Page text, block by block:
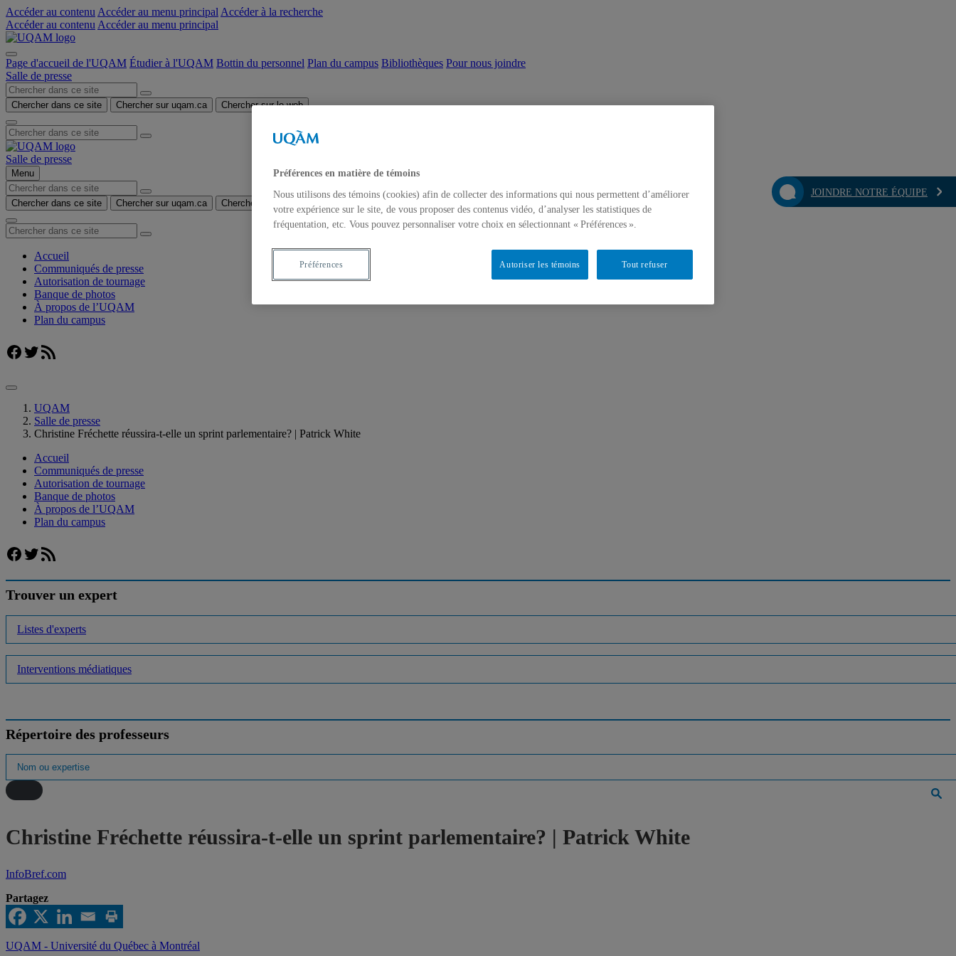
Accéder au contenu Accéder au menu principal Accéder à la recherche
Accéder au contenu Accéder au menu principal
Page d'accueil de l'UQAM Étudier à l'UQAM Bottin du personnel Plan du campus Bibliothèques Pour nous joindre
Salle de presse
Chercher dans ce site Chercher sur uqam.ca Chercher sur le web
Salle de presse
Menu
Chercher dans ce site Chercher sur uqam.ca Chercher sur le web
Accueil
Communiqués de presse
Autorisation de tournage
Banque de photos
À propos de l’UQAM
Plan du campus
Facebook
Twitter
Flux RSS
UQAM
Salle de presse
Christine Fréchette réussira-t-elle un sprint parlementaire? | Patrick White
Accueil
Communiqués de presse
Autorisation de tournage
Banque de photos
À propos de l’UQAM
Plan du campus
Facebook
Twitter
Flux RSS
Trouver un expert
Listes d'experts
Interventions médiatiques
Répertoire des professeurs
Christine Fréchette réussira-t-elle un sprint parlementaire? | Patrick White
InfoBref.com
Partagez
JOINDRE NOTRE ÉQUIPE
UQAM - Université du Québec à Montréal
Préférences en matière de témoins
Nous utilisons des témoins (cookies) afin de collecter des informations qui nous permettent d’améliorer
votre expérience sur le site, de vous proposer des contenus vidéo, d’analyser les statistiques de
fréquentation, etc. Vous pouvez personnaliser votre choix en sélectionnant « Préférences ».
Tout refuser
Autoriser les témoins
Préférences